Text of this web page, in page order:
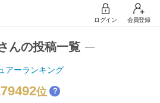
ログイン 会員登録
んの投稿一覧
アーランキング
位 ？